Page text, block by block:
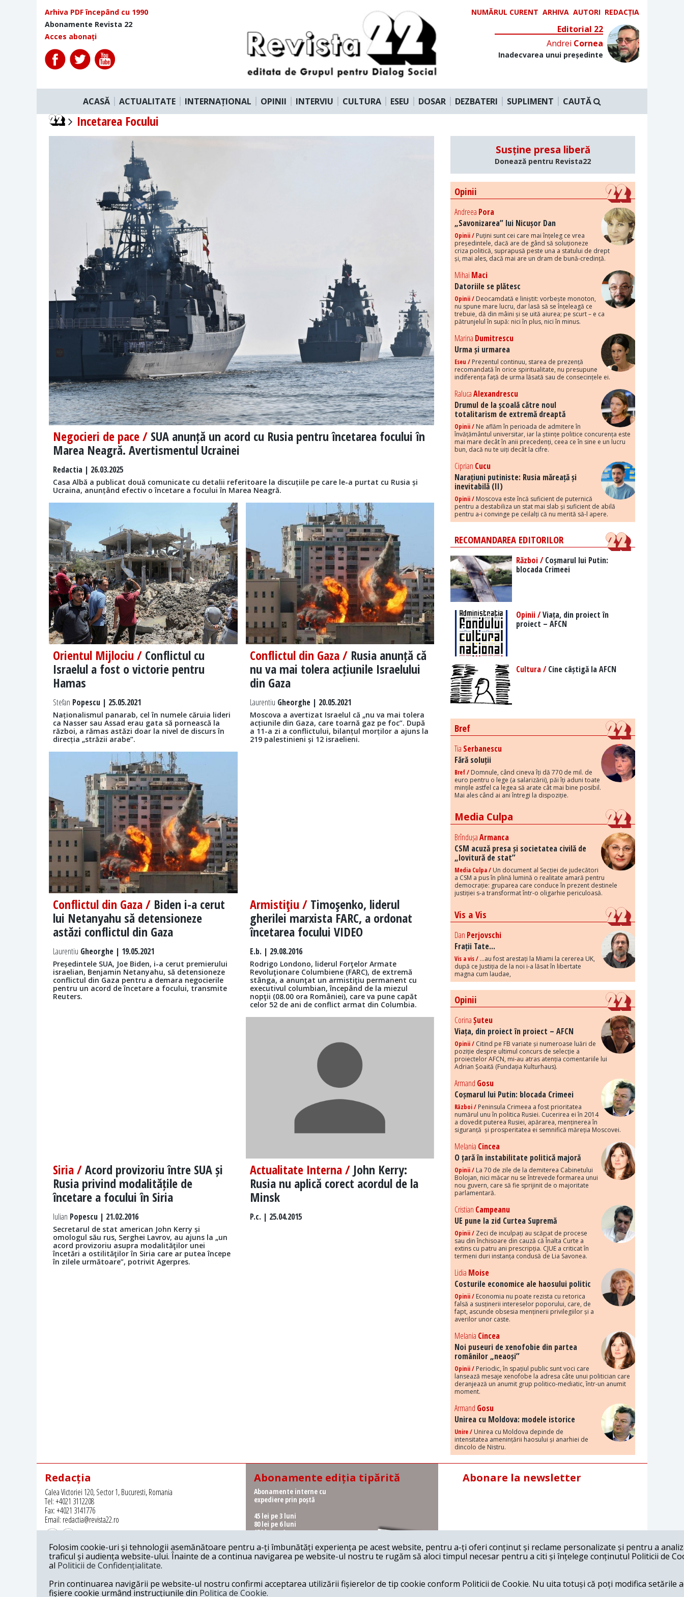
Arhiva PDF începând cu 1990
Abonamente Revista 22
Acces abonați
NUMĂRUL CURENT ARHIVA AUTORI REDACȚIA
Editorial 22
Andrei Cornea
Inadecvarea unui președinte
ACASĂ ACTUALITATE INTERNAȚIONAL OPINII INTERVIU CULTURA ESEU DOSAR DEZBATERI SUPLIMENT CAUTĂ
Incetarea Focului
Negocieri de pace / SUA anunță un acord cu Rusia pentru încetarea focului în
Marea Neagră. Avertismentul Ucrainei
Redactia | 26.03.2025
Casa Albă a publicat două comunicate cu detalii referitoare la discuțiile pe care le-a purtat cu Rusia și
Ucraina, anunțând efectiv o încetare a focului în Marea Neagră.
Orientul Mijlociu / Conflictul cu
Israelul a fost o victorie pentru
Hamas
Stefan Popescu | 25.05.2021
Naționalismul panarab, cel în numele căruia lideri
ca Nasser sau Assad erau gata să pornească la
război, a rămas astăzi doar la nivel de discurs în
direcția „străzii arabe”.
Conflictul din Gaza / Rusia anunță că
nu va mai tolera acțiunile Israelului
din Gaza
Laurentiu Gheorghe | 20.05.2021
Moscova a avertizat Israelul că „nu va mai tolera
acțiunile din Gaza, care toarnă gaz pe foc”. După
a 11-a zi a conflictului, bilanțul morților a ajuns la
219 palestinieni și 12 israelieni.
Conflictul din Gaza / Biden i-a cerut
lui Netanyahu să detensioneze
astăzi conflictul din Gaza
Laurentiu Gheorghe | 19.05.2021
Președintele SUA, Joe Biden, i-a cerut premierului
israelian, Benjamin Netanyahu, să detensioneze
conflictul din Gaza pentru a demara negocierile
pentru un acord de încetare a focului, transmite
Reuters.
Armistiţiu / Timoşenko, liderul
gherilei marxista FARC, a ordonat
încetarea focului VIDEO
E.b. | 29.08.2016
Rodrigo Londono, liderul Forţelor Armate
Revoluţionare Columbiene (FARC), de extremă
stânga, a anunţat un armistiţiu permanent cu
executivul columbian, începând de la miezul
nopţii (08.00 ora României), care va pune capăt
celor 52 de ani de conflict armat din Columbia.
Siria /Acord provizoriu între SUA și
Rusia privind modalitățile de
încetare a focului în Siria
Iulian Popescu | 21.02.2016
Secretarul de stat american John Kerry și
omologul său rus, Serghei Lavrov, au ajuns la „un
acord provizoriu asupra modalităţilor unei
încetări a ostilităţilor în Siria care ar putea începe
în zilele următoare”, potrivit Agerpres.
Actualitate Interna / John Kerry:
Rusia nu aplică corect acordul de la
Minsk
P.c. | 25.04.2015
Susține presa liberă
Donează pentru Revista22
Opinii
Andreea Pora
„Savonizarea” lui Nicușor Dan
Opinii / Puțini sunt cei care mai înțeleg ce vrea
președintele, dacă are de gând să soluționeze
criza politică, suprapusă peste una a statului de drept
și, mai ales, dacă mai are un dram de bună-credință.
Mihai Maci
Datoriile se plătesc
Opinii / Deocamdată e liniștit: vorbește monoton,
nu spune mare lucru, dar lasă să se înțeleagă ce
trebuie, dă din mâini și se uită aiurea; pe scurt – e ca
pătrunjelul în supă: nici în plus, nici în minus.
Marina Dumitrescu
Urma și urmarea
Eseu / Prezentul continuu, starea de prezență
recomandată în orice spiritualitate, nu presupune
indiferența față de urma lăsată sau de consecințele ei.
RalucaAlexandrescu
Drumul de la școală către noul
totalitarism de extremă dreaptă
Opinii / Ne aflăm în perioada de admitere în
învățământul universitar, iar la științe politice concurența este
mai mare decât în anii precedenți, ceea ce în sine e un lucru
bun, dacă nu te uiți decât la cifre.
Ciprian Cucu
Narațiuni putiniste: Rusia măreață și
inevitabilă (II)
Opinii / Moscova este încă suficient de puternică
pentru a destabiliza un stat mai slab și suficient de abilă
pentru a-i convinge pe ceilalți că nu merită să-l apere.
RECOMANDAREA EDITORILOR
Război /Coșmarul lui Putin:
blocada Crimeei
Opinii /Viața, din proiect în
proiect – AFCN
Cultura /Cine câștigă la AFCN
Bref
Tia Serbanescu
Fără soluții
Bref / Domnule, când cineva îți dă 770 de mil. de
euro pentru o lege (a salarizării), păi îți aduni toate
mințile astfel ca legea să arate cât mai bine posibil.
Mai ales când ai ani întregi la dispoziție.
Media Culpa
BrîndușaArmanca
CSM acuză presa și societatea civilă de
„lovitură de stat”
Media Culpa / Un document al Secției de judecători
a CSM a pus în plină lumină o realitate amară pentru
democrație: gruparea care conduce în prezent destinele
justiției s-a transformat într-o oligarhie periculoasă.
Vis a Vis
Dan Perjovschi
Frații Tate...
Vis a vis / ...au fost arestați la Miami la cererea UK,
după ce Justiția de la noi i-a lăsat în libertate
magna cum laudae,
Opinii
CorinaȘuteu
Viața, din proiect în proiect – AFCN
Opinii / Citind pe FB variate și numeroase luări de
poziție despre ultimul concurs de selecție a
proiectelor AFCN, mi-au atras atenția comentariile lui
Adrian Șoaită (Fundația Kulturhaus).
Armand Gosu
Coșmarul lui Putin: blocada Crimeei
Război / Peninsula Crimeea a fost prioritatea
numărul unu în politica Rusiei. Cucerirea ei în 2014
a dovedit puterea Rusiei, apărarea, menținerea în
siguranță și prosperitatea ei semnifică măreția Moscovei.
Melania Cincea
O țară în instabilitate politică majoră
Opinii / La 70 de zile de la demiterea Cabinetului
Bolojan, nici măcar nu se întrevede formarea unui
nou guvern, care să fie sprijinit de o majoritate
parlamentară.
Cristian Campeanu
UE pune la zid Curtea Supremă
Opinii / Zeci de inculpați au scăpat de procese
sau din închisoare din cauză că Înalta Curte a
extins cu patru ani prescripția. CJUE a criticat în
termeni duri instanța condusă de Lia Savonea.
Lidia Moise
Costurile economice ale haosului politic
Opinii / Economia nu poate rezista cu retorica
falsă a susținerii intereselor poporului, care, de
fapt, ascunde obsesia menținerii privilegiilor și a
averilor unor caste.
Melania Cincea
Noi puseuri de xenofobie din partea
românilor „neaoși”
Opinii / Periodic, în spațiul public sunt voci care
lansează mesaje xenofobe la adresa câte unui politician care
deranjează un anumit grup politico-mediatic, într-un anumit
moment.
Armand Gosu
Unirea cu Moldova: modele istorice
Unire / Unirea cu Moldova depinde de
intensitatea amenințării haosului și anarhiei de
dincolo de Nistru.
Redacția
Calea Victoriei 120, Sector 1, Bucuresti, Romania
Tel: +4021 3112208
Fax: +4021 3141776
Email: redactia@revista22.ro
Revista 22 este editata de
Abonamente ediția tipărită
Abonamente interne cu
expediere prin poștă
45 lei pe 3 luni
80 lei pe 6 luni
150 lei pe 1 an
Abonamente interne cu
ridicare de la redacție
62 lei pe 6 luni
115 lei pe 1 an
Abonare la newsletter
Folosim cookie-uri și tehnologii asemănătoare pentru a-ți îmbunătăți experiența pe acest website, pentru a-ți oferi conținut și reclame personalizate și pentru a
traficul și audiența website-ului. Înainte de a continua navigarea pe website-ul nostru te rugăm să aloci timpul necesar pentru a citi și înțelege conținutul Politicii de
al Politicii de Confidențialitate.
Prin continuarea navigării pe website-ul nostru confirmi acceptarea utilizării fișierelor de tip cookie conform Politicii de Cookie. Nu uita totuși că poți modifica setările
fișiere cookie urmând instrucțiunile din Politica de Cookie.